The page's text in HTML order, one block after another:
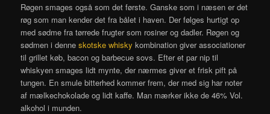
Røgen smages også som det første. Ganske som i næsen er det
røg som man kender det fra bålet i haven. Der følges hurtigt op
med sødme fra tørrede frugter som rosiner og dadler. Røgen og
sødmen i denneskotske whisky kombination giver associationer
til grillet køb, bacon og barbecue sovs. Efter et par nip til
whiskyen smages lidt mynte, der nærmes giver et frisk pift på
tungen. En smule bitterhed kommer frem, der med sig har noter
af mælkechokolade og lidt kaffe. Man mærker ikke de 46% Vol.
alkohol i munden.